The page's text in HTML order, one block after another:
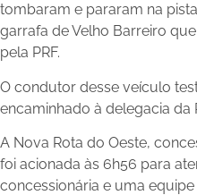
tombaram e pararam na
garrafa de Velho Barreiro
pela PRF.
O condutor desse veículo
encaminhado à delegacia da
A Nova Rota do Oeste,
foi acionada às 6h56 para
concessionária e uma